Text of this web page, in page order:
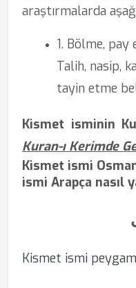
araştırmalarda
1. Bölme, pay
Talih, nasip,
tayin etme
Kismet isminin
Kuran-ı Kerimde
Kismet ismi
ismi Arapça nasıl
Kismet ismi